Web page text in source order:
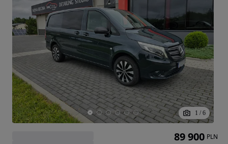
1 / 6
89 900 PLN